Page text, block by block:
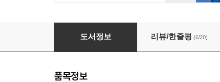
늑대는 달을 사랑한다
도서정보 리뷰/한줄평 (6/20)
품목정보